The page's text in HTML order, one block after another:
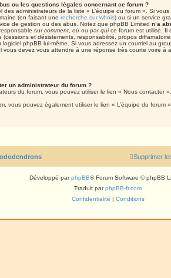
ou les questions légales concernant ce forum ?
des administrateurs de la liste « L’équipe du forum ». Si
(en faisant une recherche sur whois) ou si un service
de gestion ou des abus. Notez que phpBB Limited n’a
surcomment où ou par quice forum est utilisé. Il
(cessions et désistements, responsabilité, propos
phpBB lui-même. Si vous adressez un courriel au
vous devez vous attendre à une réponse très courte voire à
un administrateur du forum ?
du forum, vous pouvez utiliser le lien « Nous contacter
vous pouvez également utiliser le lien « L’équipe du forum
Supprimer
Développé parphpBB® Forum Software © phpBB
Traduit parphpBB-fr.com
Confidentialité | Conditions